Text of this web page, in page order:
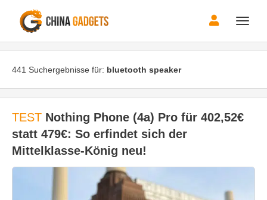
Toggle
441 Suchergebnisse für: bluetooth speaker
TEST Nothing Phone (4a) Pro für 402,52€
statt 479€: So erfindet sich der
Mittelklasse-König neu!